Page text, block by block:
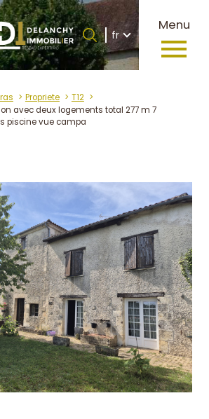
Menu
Langue
fr
0 Langue
fr
Propriete
T12
avec deux logements total 277 m 7
piscine vue campa